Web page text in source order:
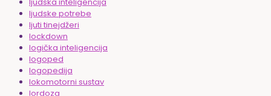
ljudske potrebe
ljuti tinejdžeri
lockdown
logička inteligencija
logoped
logopedija
lokomotorni sustav
lordoza